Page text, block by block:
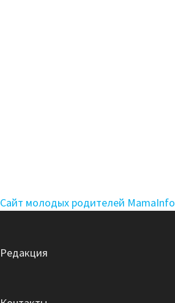
Сайт молодых родителей MamaInfo
Редакция